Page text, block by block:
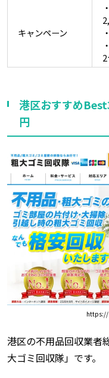
キャンペーン
港区おすすめ
円
https://
港区の不用品回収業者
大ゴミ回収隊」です。